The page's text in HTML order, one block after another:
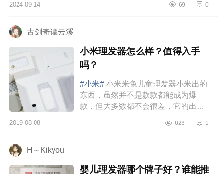
己理发买什么理发器？理发器什么品
2024-09-14 69 0
古剑奇谭云溪
小米理发器怎么样？值得入手
吗？
#小米# 小米米兔儿童理发器小米出的
东西，虽然并不是款款都能成为爆
款，但大多数都不会很差，它的出现
常强的促进作用，就单单一个USB
2019-08-08 623 1
H～Kikyou
婴儿理发器哪个牌子好？谁能推